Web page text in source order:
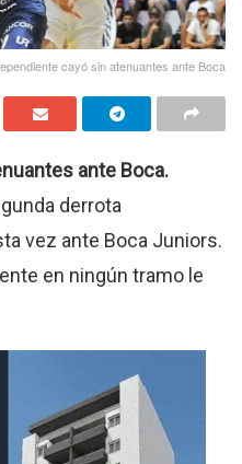
cayó sin atenuantes ante Boca
ante Boca.
derrota
vez ante Boca Juniors.
en ningún tramo le